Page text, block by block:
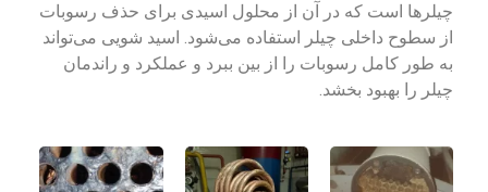
چیلرها است که در آن از محلول اسیدی برای حذف رسوبات
از سطوح داخلی چیلر استفاده می‌شود. اسید شویی می‌تواند
به طور کامل رسوبات را از بین ببرد و عملکرد و راندمان
چیلر را بهبود بخشد.